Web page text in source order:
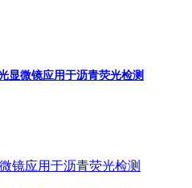
显微镜应用于沥青荧光检测
镜应用于沥青荧光检测